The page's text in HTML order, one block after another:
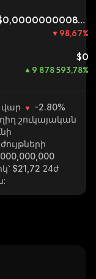
$0,0000000008268
98,67%
$0
9 878 593,78%
վար
-2.80%
շուկայական
$21,72 24ժ